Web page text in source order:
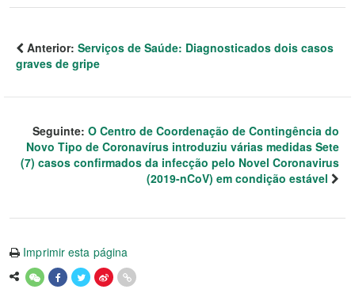
Anterior: Serviços de Saúde: Diagnosticados dois casos
graves de gripe
Seguinte: O Centro de Coordenação de Contingência do
Novo Tipo de Coronavírus introduziu várias medidas Sete
(7) casos confirmados da infecção pelo Novel Coronavirus
(2019-nCoV) em condição estável
Imprimir esta página